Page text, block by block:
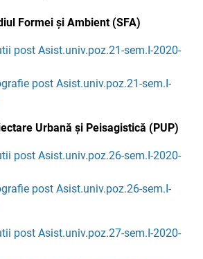
Formei și Ambient (SFA)
post Asist.univ.poz.21-sem.I-2020-
post Asist.univ.poz.21-sem.I-
Urbană și Peisagistică (PUP)
post Asist.univ.poz.26-sem.I-2020-
post Asist.univ.poz.26-sem.I-
post Asist.univ.poz.27-sem.I-2020-